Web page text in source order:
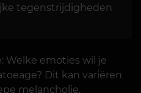
tegenstrijdigheden
Welke emoties wil je
Dit kan variëren
melancholie.